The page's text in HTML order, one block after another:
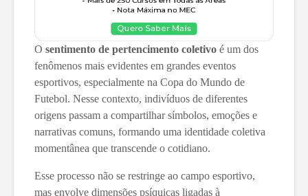
O sentimento de pertencimento coletivo é um dos
fenômenos mais evidentes em grandes eventos
esportivos, especialmente na Copa do Mundo de
Futebol. Nesse contexto, indivíduos de diferentes
origens passam a compartilhar símbolos, emoções e
narrativas comuns, formando uma identidade coletiva
momentânea que transcende o cotidiano.
Esse processo não se restringe ao campo esportivo,
mas envolve dimensões psíquicas ligadas à